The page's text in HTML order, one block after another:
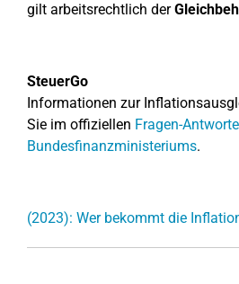
gilt arbeitsrechtlich der
SteuerGo
Informationen zur
Sie im offiziellen Fragen-
Bundesfinanzministeriums.
(2023): Wer bekommt die